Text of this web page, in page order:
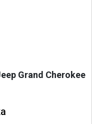
Grand Cherokee